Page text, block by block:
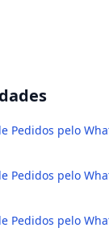
Pedidos pelo
Pedidos pelo
Pedidos pelo